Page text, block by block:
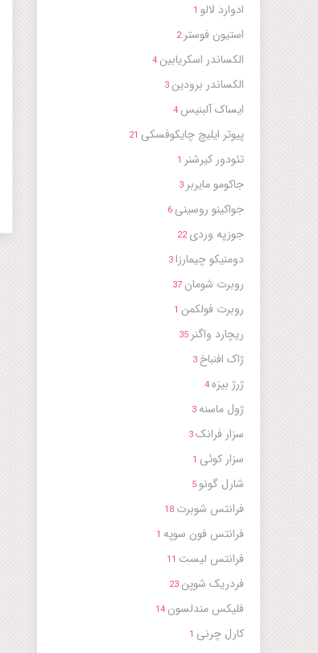
ادوارد لالو
استیون فوستر 2
الکساندر اسکریابین
الکساندر برودین
ایساک آلبنیس
پیوتر ایلیچ چایکوفسکی
تئودور کیرشنر
جاکومو مایربر
جواکینو روسینی
جوزپه وردی22
دومنیکو چیمارزا
روبرت شومان
روبرت فولکمن
ریچارد واگنر
ژاک افنباخ
ژرژ بیزه
ژول ماسنه
سزار فرانک
سزار کوئی
شارل گونو
فرانتس شوبرت
فرانتس فون سوپه
فرانتس لیست
فردریک شوپن
فلیکس مندلسون
کارل چرنی